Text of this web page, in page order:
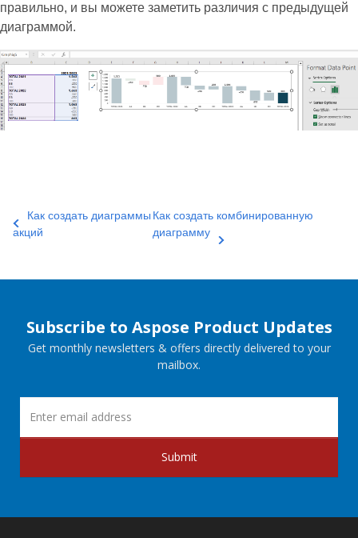
правильно, и вы можете заметить различия с предыдущей
диаграммой.
Как создать диаграммы
акций
Как создать комбинированную
диаграмму
Subscribe to Aspose Product Updates
Get monthly newsletters & offers directly delivered to your
mailbox.
Submit